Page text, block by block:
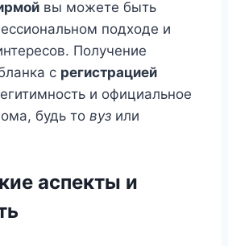
вы можете быть
подходе и
Получение
с регистрацией
и официальное
будь то вуз или
аспекты и